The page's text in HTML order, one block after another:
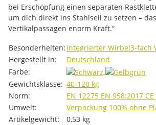
bei Erschöpfung einen separaten
um dich direkt ins Stahlseil zu setzen –
Vertikalpassagen enorm Kraft.“
Produkteigenschaft
Wert
Besonderheiten: integrierter Wirbel3-fach
Hergestellt in:
Deutschland
Farbe:
Gewichtsklasse: 40-120 kg
Norm:
EN 12275 EN 958:2017
Umwelt:
Verpackung 100% ohne
Artikelgewicht:
0,53 kg